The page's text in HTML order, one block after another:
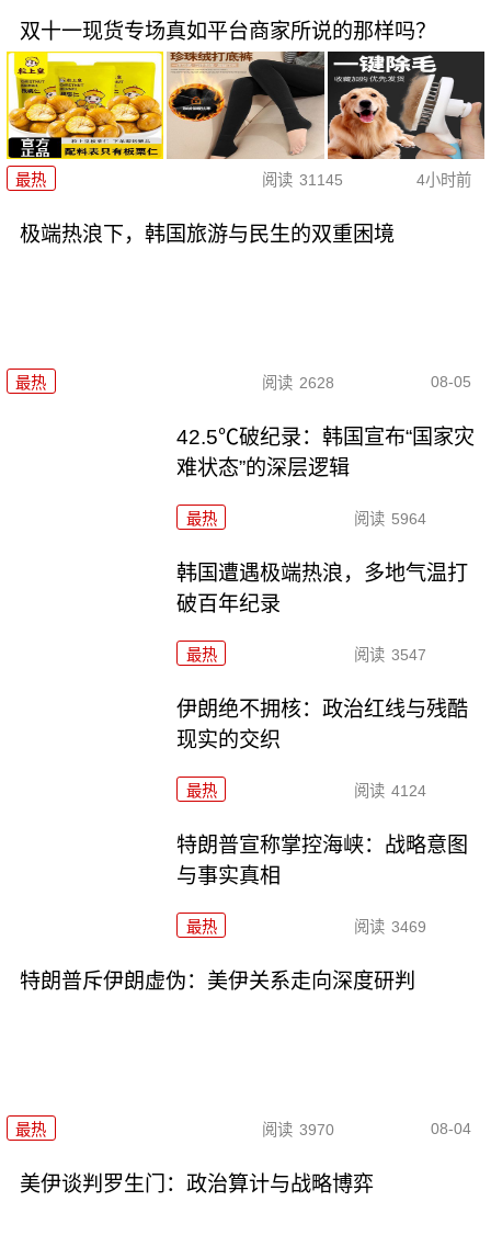
双十一现货专场真如平台商家所说的那样吗？
最热 阅读 31145 4小时前
极端热浪下，韩国旅游与民生的双重困境
最热 阅读 2628 08-05
42.5℃破纪录：韩国宣布“国家灾
难状态”的深层逻辑
最热 阅读 5964
韩国遭遇极端热浪，多地气温打
破百年纪录
最热 阅读 3547
伊朗绝不拥核：政治红线与残酷
现实的交织
最热 阅读 4124
特朗普宣称掌控海峡：战略意图
与事实真相
最热 阅读 3469
特朗普斥伊朗虚伪：美伊关系走向深度研判
最热 阅读 3970 08-04
美伊谈判罗生门：政治算计与战略博弈